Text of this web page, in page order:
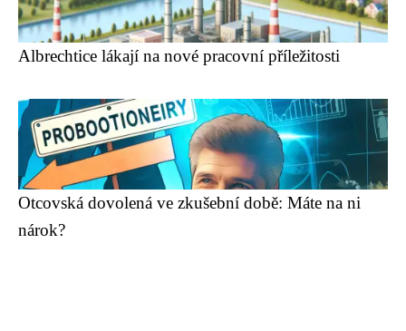
Albrechtice lákají na nové pracovní příležitosti
Otcovská dovolená ve zkušební době: Máte na ni
nárok?